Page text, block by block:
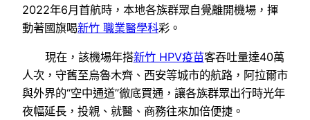
2022年6月首航時，本地各族群眾自覺離開機場，揮
動著國旗喝新竹 職業醫學科彩。
現在，該機場年搭新竹 HPV疫苗客吞吐量達40萬
人次，守舊至烏魯木齊、西安等城市的航路，阿拉爾市
與外界的“空中通道”徹底買通，讓各族群眾出行時光年
夜幅延長，投親、就醫、商務往來加倍便捷。